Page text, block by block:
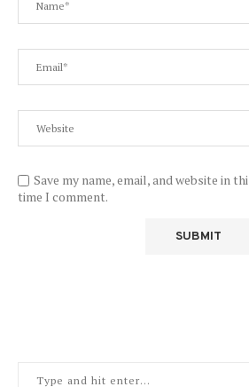
Save my name, email, and website in
time I comment.